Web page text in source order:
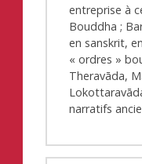
entreprise à
Bouddha ;
en sanskrit,
« ordres »
Theravāda,
narratifs